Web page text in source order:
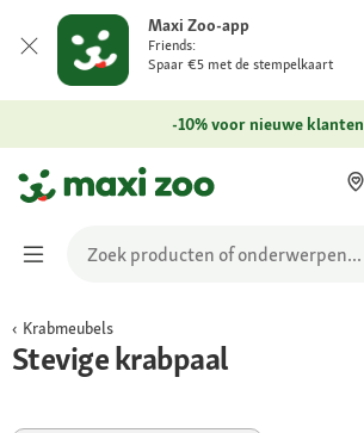
Maxi Zoo-app
Friends:
Spaar €5 met de stempelkaart
-10% voor nieuwe klanten
Krabmeubels
Stevige krabpaal